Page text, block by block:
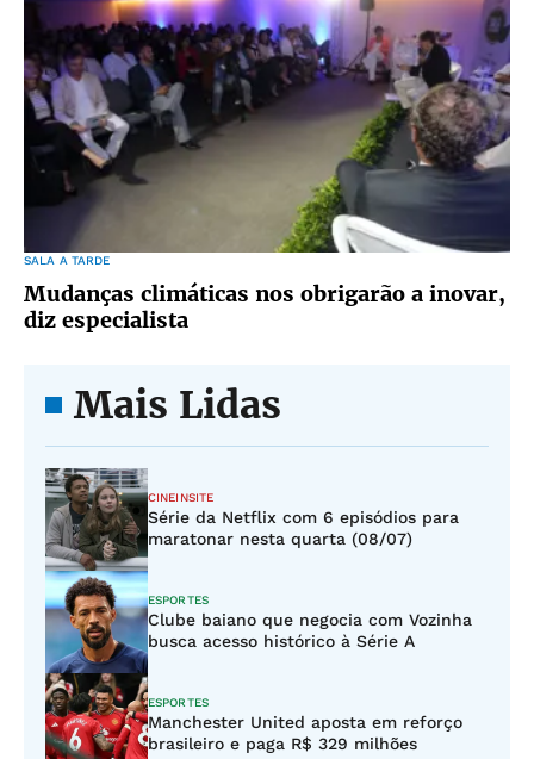
SALA A TARDE
Mudanças climáticas nos obrigarão a inovar,
diz especialista
Mais Lidas
CINEINSITE
Série da Netflix com 6 episódios para
maratonar nesta quarta (08/07)
ESPORTES
Clube baiano que negocia com Vozinha
busca acesso histórico à Série A
ESPORTES
Manchester United aposta em reforço
brasileiro e paga R$ 329 milhões